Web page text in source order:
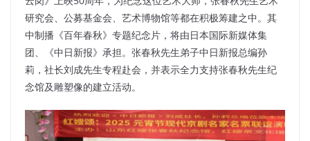
研究会、公募基金会、艺术博物馆等都在积极筹建之中。其
中制播《百年春秋》专题纪念片，将由日本国际新媒体集
团、《中日新报》承担。张春秋先生弟子中日新报总编孙
莉，社长刘成先生专程赴会，并表示全力支持张春秋先生纪
念馆及雕塑像的建立活动。